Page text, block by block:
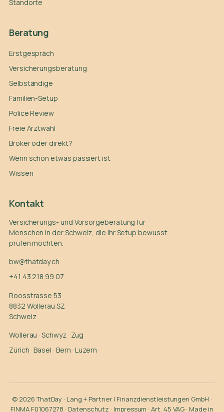
Standorte
Beratung
Erstgespräch
Versicherungsberatung
Selbständige
Familien-Setup
Police Review
Freie Arztwahl
Broker oder direkt?
Wenn schon etwas passiert ist
Wissen
Kontakt
Versicherungs- und Vorsorgeberatung für
Menschen in der Schweiz, die ihr Setup bewusst
prüfen möchten.
bw@thatday.ch
+41 43 218 99 07
Roosstrasse 53
8832 Wollerau SZ
Schweiz
Wollerau ·Schwyz· Zug
Zürich ·Basel · Bern ·Luzern
© 2026 ThatDay · Lang + Partner | Finanzdienstleistungen GmbH ·
FINMA F01067278 · Datenschutz · Impressum ·Art. 45 VAG · Made in